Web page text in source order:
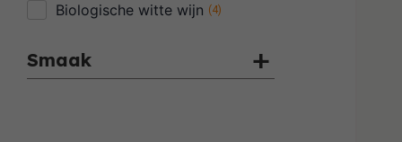
Biologische witte wijn (4)
Smaak